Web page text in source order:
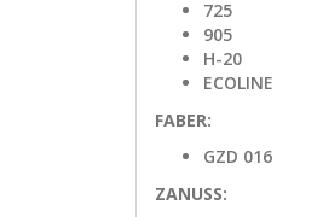
725
905
H-20
ECOLINE
FABER:
GZD 016
ZANUSS: